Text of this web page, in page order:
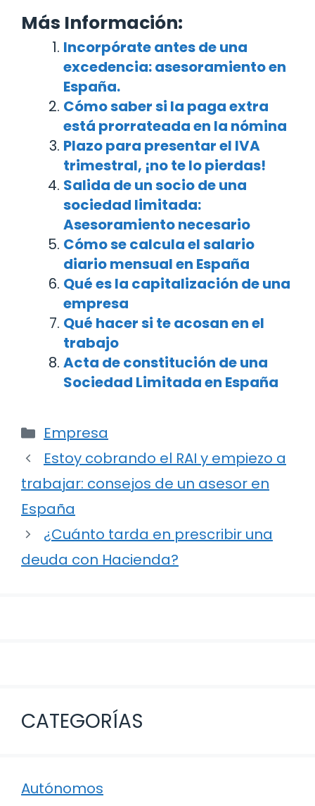
Más Información:
Incorpórate antes de una
excedencia: asesoramiento en
España.
Cómo saber si la paga extra
está prorrateada en la nómina
Plazo para presentar el IVA
trimestral, ¡no te lo pierdas!
Salida de un socio de una
sociedad limitada:
Asesoramiento necesario
Cómo se calcula el salario
diario mensual en España
Qué es la capitalización de una
empresa
Qué hacer si te acosan en el
trabajo
Acta de constitución de una
Sociedad Limitada en España
Categorías
Empresa
Navegación
de
entradas
Estoy cobrando el RAI y empiezo a
trabajar: consejos de un asesor en
España
¿Cuánto tarda en prescribir una
deuda con Hacienda?
CATEGORÍAS
Autónomos